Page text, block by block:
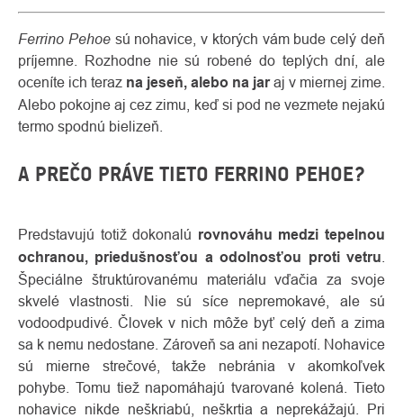
Ferrino Pehoesú nohavice, v ktorých vám bude celý deň
príjemne. Rozhodne nie sú robené do teplých dní, ale
oceníte ich teraz na jeseň, alebo na jaraj v miernej zime.
Alebo pokojne aj cez zimu, keď si pod ne vezmete nejakú
termo spodnú bielizeň.
A PREČO PRÁVE TIETO FERRINO PEHOE?
Predstavujú totiž dokonalú rovnováhu medzi tepelnou
ochranou, priedušnosťou a odolnosťou proti vetru
Špeciálne štruktúrovanému materiálu vďačia za svoje
skvelé vlastnosti. Nie sú síce nepremokavé, ale sú
vodoodpudivé. Človek v nich môže byť celý deň a zima
sa k nemu nedostane. Zároveň sa ani nezapotí. Nohavice
sú mierne strečové, takže nebránia v akomkoľvek
pohybe. Tomu tiež napomáhajú tvarované kolená. Tieto
nohavice nikde neškriabú, neškrtia a neprekážajú. Pri